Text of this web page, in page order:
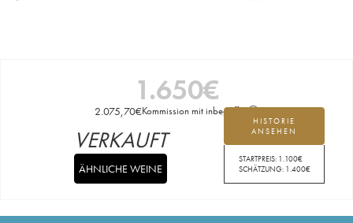
1.650€
2.075,70€Kommission mit inbegriffen
HISTORIE
ANSEHEN
STARTPREIS: 1.100€
SCHÄTZUNG: 1.400€
VERKAUFT
ÄHNLICHE WEINE